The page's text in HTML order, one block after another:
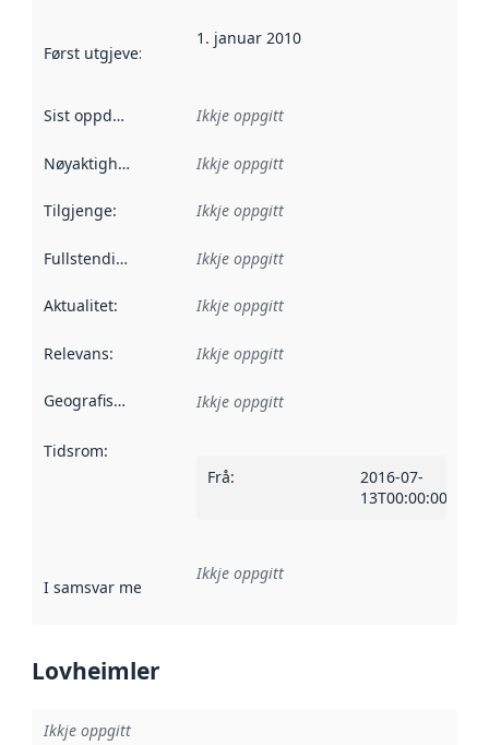
Først utgjeve: Denne datoen seier når dataa i dette
1. januar 2010
Sist oppdatert Ikkje oppgitt
Nøyaktigheit Ikkje oppgitt
Tilgjenge: Ikkje oppgitt
Fullstendigheit Ikkje oppgitt
Aktualitet: Ikkje oppgitt
Relevans: Ikkje oppgitt
Geografisk område Ikkje oppgitt
Tidsrom:
Frå:
2016-07-
13T00:00:00Z
I samsvar med Referanse til ei implementeringsregel eller
Ikkje oppgitt
Lovheimler
Ikkje oppgitt